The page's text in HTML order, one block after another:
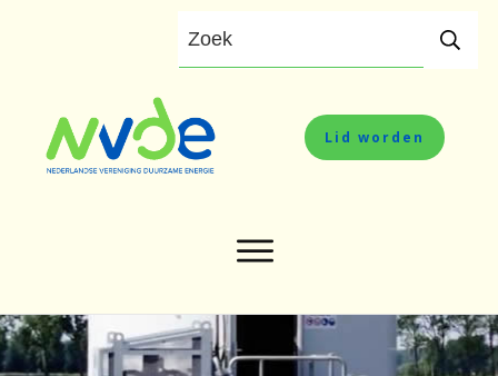
Lid worden